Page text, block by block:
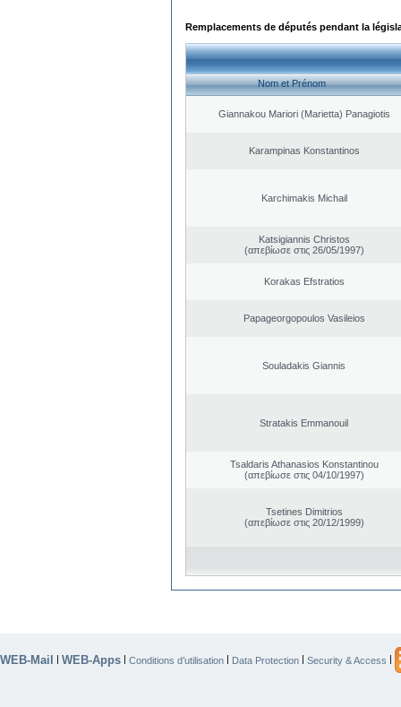
Remplacements de députés pendant la
Nom et Prénom
Giannakou Mariori (Marietta) Panagiotis
Karampinas Konstantinos
Karchimakis Michail
Katsigiannis Christos
(απεβίωσε στις 26/05/1997)
Korakas Efstratios
Papageorgopoulos Vasileios
Souladakis Giannis
Stratakis Emmanouil
Tsaldaris Athanasios Konstantinou
(απεβίωσε στις 04/10/1997)
Tsetines Dimitrios
(απεβίωσε στις 20/12/1999)
WEB-Mail | WEB-Apps | Conditions d’utilisation | Data Protection | Security & Access |